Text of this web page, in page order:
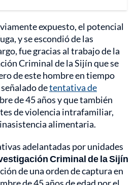
expuesto, el potencial
y se escondió de las
fue gracias al trabajo de la
Criminal de la Sijín que se
de este hombre en tiempo
detentativa de
de 45 años y que también
de violencia intrafamiliar,
alimentaria.
adelantadas por unidades
Criminal de la Sijín
de una orden de captura en